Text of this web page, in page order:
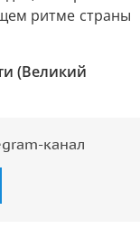
ритме страны
(Великий
канал